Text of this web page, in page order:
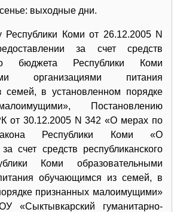
выходные дни.
Республики Коми от 26.12.2005 N
за счет средств
бюджета Республики Коми
организациями питания
в установленном порядке
Постановлению
от 30.12.2005 N 342 «О мерах по
Республики Коми «О
счет средств республиканского
Коми образовательными
обучающимся из семей, в
признанных малоимущими»
«Сыктывкарский гуманитарно-